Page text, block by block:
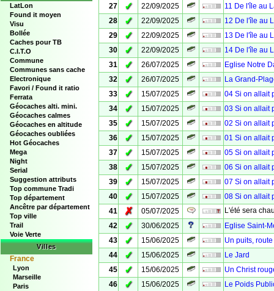
LatLon
Found it moyen
Visu
Bollée
Caches pour TB
C.I.T.O
Commune
Communes sans cache
Electronique
Favori / Found it ratio
Ferrata
Géocaches alti. mini.
Géocaches calmes
Géocaches en altitude
Géocaches oubliées
Hot Géocaches
Mega
Night
Serial
Suggestion attributs
Top commune Tradi
Top département
Ancêtre par département
Top ville
Trail
Voie Verte
Villes
France
Lyon
Marseille
Paris
27
✓ 22/09/2025
11 De l'île au
28
✓ 22/09/2025
12 De l'île au
29
✓ 22/09/2025
13 De l'île au
30
✓ 22/09/2025
14 De l'île au
31
✓ 26/07/2025
Eglise Notre
32
✓ 26/07/2025
La Grand-
33
✓ 15/07/2025
04 Si on allait
34
✓ 15/07/2025
03 Si on allait
35
✓ 15/07/2025
02 Si on allait
36
✓ 15/07/2025
01 Si on allait
37
✓ 15/07/2025
05 Si on allait
38
✓ 15/07/2025
06 Si on allait
39
✓ 15/07/2025
07 Si on allait
40
✓ 15/07/2025
08 Si on allait
41
✗ 05/07/2025
L'été sera
42
✓ 30/06/2025
Eglise Saint-
43
✓ 15/06/2025
Un puits,
44
✓ 15/06/2025
Le Jard
45
✓ 15/06/2025
Un Christ
46
✓ 15/06/2025
Le Poids